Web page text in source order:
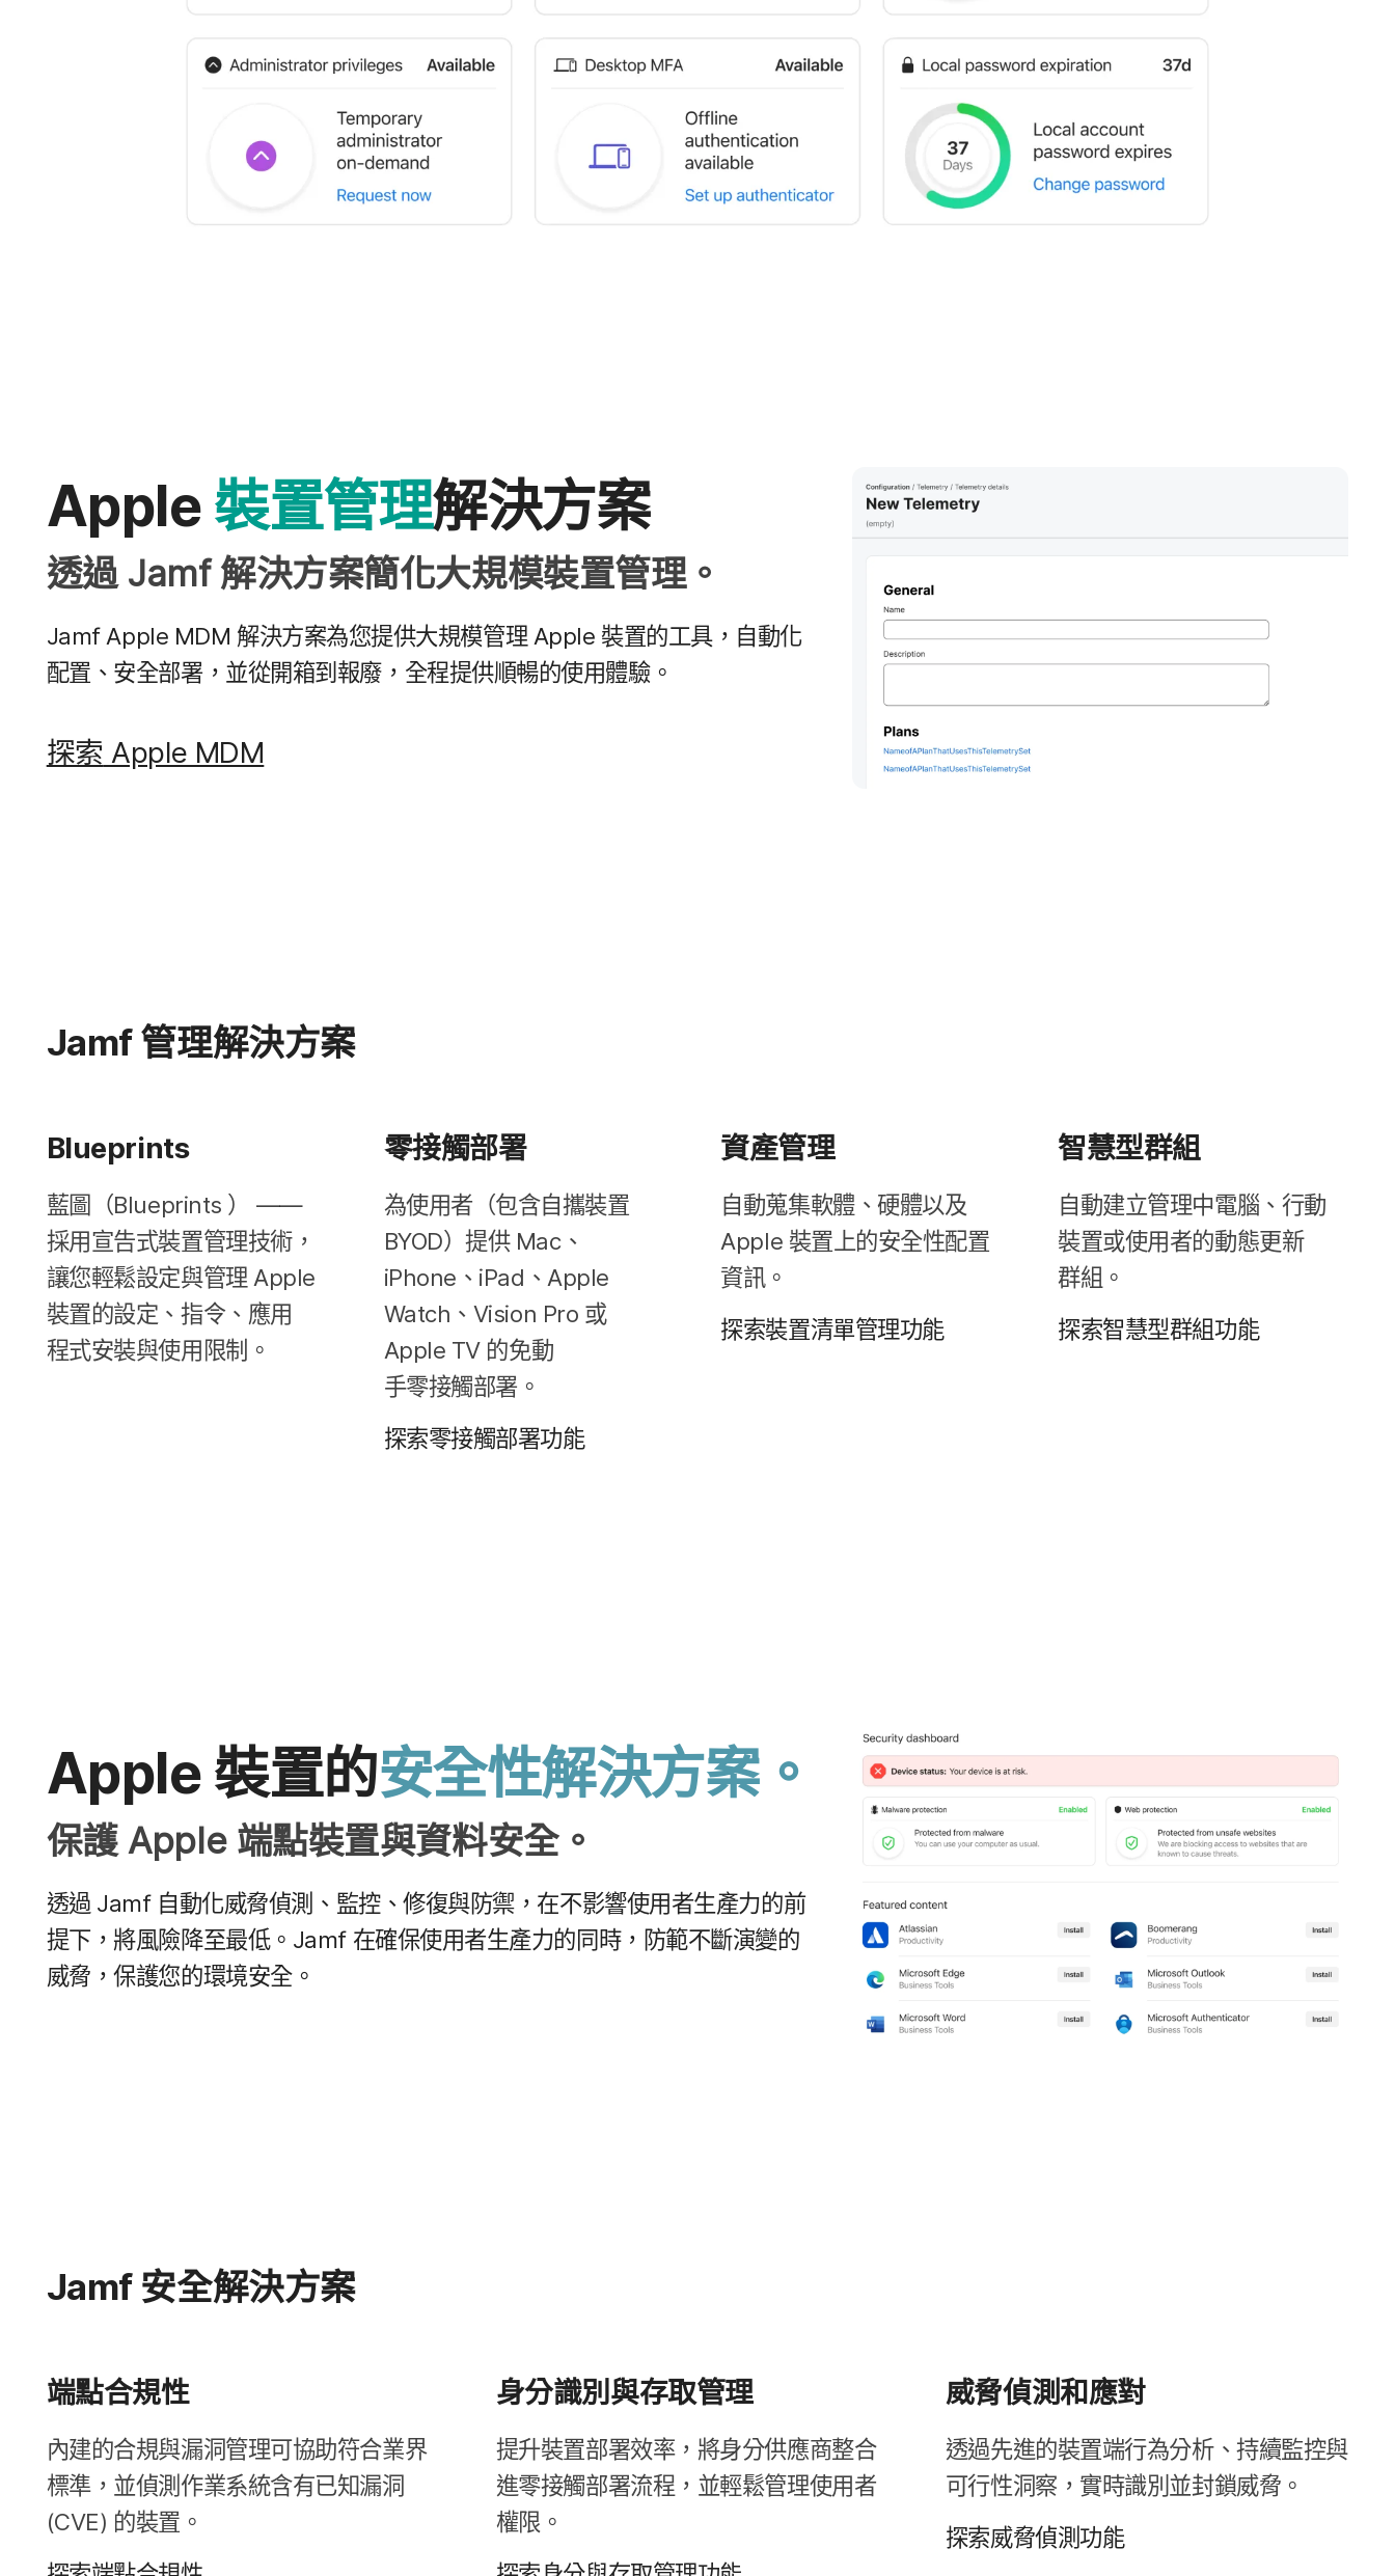
Apple 裝置​管理解決​方案
透過Jamf解決​方案​簡化​大規模​裝置​管理。
Jamf Apple MDM 解決​方案​為​您​提供​大規模​管理 Apple 裝置​的​工具，​自動化​
配置、​安全​部署，​並​從​開箱​到​報廢，​全程​提供​順暢​的​使用​體驗。
探索 Apple MDM
Jamf管理​解決​方案
Blueprints
藍圖​（Blueprints ）
——
採用​宣告式​裝置​管理​技術，​
讓​您輕鬆​設定​與​管理 Apple
裝置​的​設定、​指令、​應用​
程式​安裝​與​使用​限制。
零接觸部署
為​使用​者​（包含​自攜​裝置
BYOD）​提供Mac、
iPhone 、 iPad 、 Apple
Watch 、 Vision Pro 或
Apple TV 的​免動​
手零接觸部署。
探索零接觸部署​功​能
資產​管理
自動蒐集​軟體、​硬體​以及
Apple 裝置​上​的​安全性​配置​
資訊。
探索​裝置​清單​管理​功​能
智慧型​群組
自動​建立​管理​中​電腦、​行動​
裝置​或​使用者​的​動態​更​新​
群組。
探索​智慧型​群組​功​能
Apple 裝置​的安全性​解決​方案。
保護Apple 端點​裝置​與​資料​安全。
透過 Jamf 自動化威脅​偵測、​監控、​修復​與​防禦，​在​不​影響​使用​者​生產力​的​前​
提下，​將​風險​降​至​最​低。 Jamf 在​確保​使用​者​生產力​的​同時，​防範​不斷​演變​的​
威脅，​保護​您​的​環境​安全。
Jamf 安全​解決​方案
端點合規性
內建​的​合規​與​漏洞​管理​可​協助​符合業界​
標準，​並​偵測​作業​系統​含有​已​知漏洞
(CVE) 的​裝置。
身​分識別​與​存取​管理
提升​裝置部署​效率，​將​身​分​供​應商​整合​
進零​接觸部署​流程，​並​輕鬆​管理​使用​者​
權限。
威脅​偵測​和​應​對
透過​先進​的​裝置​端行​為​分析、​持續​監控​與​
可行性​洞察，​實時​識別​並​封鎖​威脅。
探索威脅​偵測功​能